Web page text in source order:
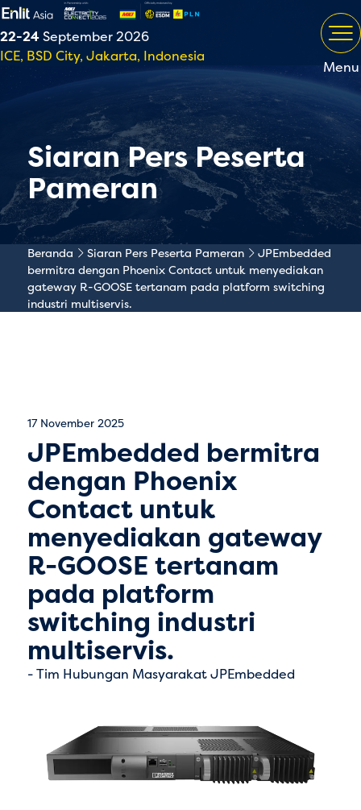
22-24September 2026
ICE, BSD City, Jakarta, Indonesia
Menu
Siaran Pers Peserta
Pameran
Beranda Siaran Pers Peserta Pameran
JPEmbedded
bermitra dengan Phoenix Contact untuk menyediakan
gateway R-GOOSE tertanam pada platform switching
industri multiservis.
17 November 2025
JPEmbedded bermitra
dengan Phoenix
Contact untuk
menyediakan gateway
R-GOOSE tertanam
pada platform
switching industri
multiservis.
Tim Hubungan Masyarakat JPEmbedded